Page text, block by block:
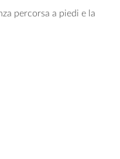
percorsa a piedi e la